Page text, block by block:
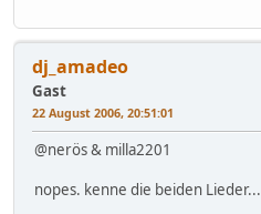
dj_amadeo
Gast
22 August 2006, 20:51:01
@nerös & milla2201
nopes. kenne die beiden Lieder...